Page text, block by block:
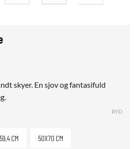
skyer. En sjov og fantasifuld
CM 50X70 CM
RYD